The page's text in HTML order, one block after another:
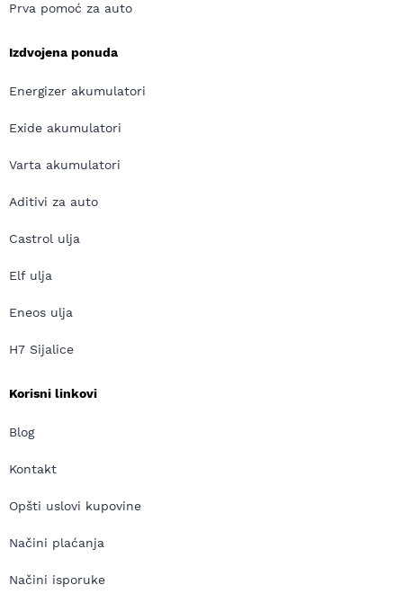
Prva pomoć za auto
Izdvojena ponuda
Energizer akumulatori
Exide akumulatori
Varta akumulatori
Aditivi za auto
Castrol ulja
Elf ulja
Eneos ulja
H7 Sijalice
Korisni linkovi
Blog
Kontakt
Opšti uslovi kupovine
Načini plaćanja
Načini isporuke